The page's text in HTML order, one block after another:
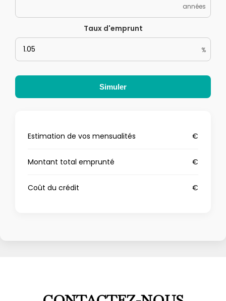
années
Taux d'emprunt
%
Simuler
Estimation de vos mensualités €
Montant total emprunté €
Coût du crédit €